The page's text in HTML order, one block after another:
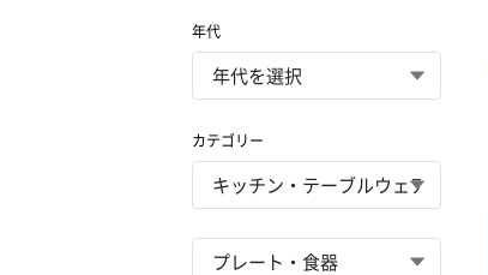
年代
カテゴリー